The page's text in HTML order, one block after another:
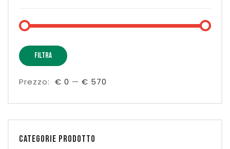
FILTRA
Prezzo: € 0 — € 570
CATEGORIE PRODOTTO